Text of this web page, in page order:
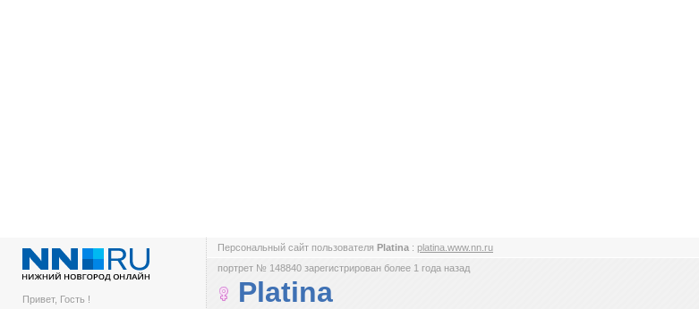
Привет, Гость !
Персональный сайт пользователя Platina : platina.www.nn.ru
портрет № 148840 зарегистрирован более 1 года назад
Platina